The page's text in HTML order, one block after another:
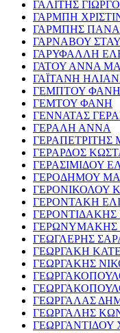
ΓΑΛΙΤΗΣ
ΓΑΡΜΠΗ
ΓΑΡΜΠΗΣ
ΓΑΡΝΑΒΟΥ
ΓΑΡΥΦΑΛΛΗ
ΓΑΤΟΥ ΑΝΝΑ
ΓΑΪΤΑΝΗ
ΓΕΜΠΤΟΥ ΦΑΝΗ
ΓΕΜΤΟΥ ΦΑΝΗ
ΓΕΝΝΑΤΑΣ
ΓΕΡΑΛΗ ΑΝΝΑ
ΓΕΡΑΡΔΟΣ
ΓΕΡΑΣΙΜΙΔΟΥ
ΓΕΡΟΔΗΜΟΥ
ΓΕΡΟΝΙΚΟΛΟΥ
ΓΕΡΟΝΤΑΚΗ
ΓΕΡΟΝΤΙΔΑΚΗΣ
ΓΕΩΓΛΕΡΗΣ
ΓΕΩΡΓΑΚΗ
ΓΕΩΡΓΑΚΗΣ
ΓΕΩΡΓΑΛΑΣ
ΓΕΩΡΓΑΛΗΣ